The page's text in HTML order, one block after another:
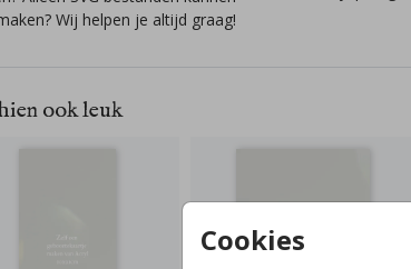
Cookies
Wij helpen je altijd graag!
ook leuk